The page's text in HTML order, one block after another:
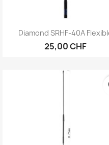
 Anteprima
Diamond SRHF-40A
25,00 CHF